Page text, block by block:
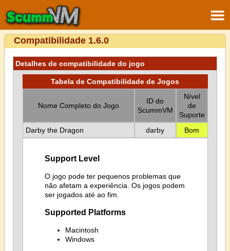
Compatibilidade 1.6.0
Detalhes de compatibilidade do jogo
Tabela de Compatibilidade de Jogos
Nome Completo do Jogo
ID do
ScummVM
Nível
de
Suporte
Darby the Dragon
darby Bom
Support Level
O jogo pode ter pequenos problemas que
não afetam a experiência. Os jogos podem
ser jogados até ao fim.
Supported Platforms
Macintosh
Windows